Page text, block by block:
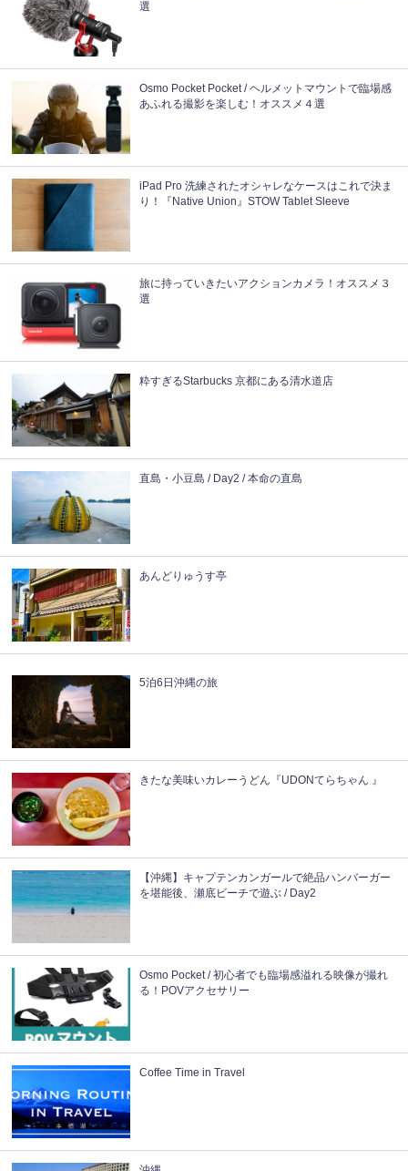
選
Osmo Pocket Pocket / ヘルメットマウントで臨場感
あふれる撮影を楽しむ！オススメ４選
iPad Pro 洗練されたオシャレなケースはこれで決ま
り！『Native Union』STOW Tablet Sleeve
旅に持っていきたいアクションカメラ！オススメ３
選
粋すぎるStarbucks 京都にある清水道店
直島・小豆島 / Day2 / 本命の直島
あんどりゅうす亭
5泊6日沖縄の旅
きたな美味いカレーうどん『UDONてらちゃん 』
【沖縄】キャプテンカンガールで絶品ハンバーガー
を堪能後、瀬底ビーチで遊ぶ / Day2
Osmo Pocket / 初心者でも臨場感溢れる映像が撮れ
る！POVアクセサリー
Coffee Time in Travel